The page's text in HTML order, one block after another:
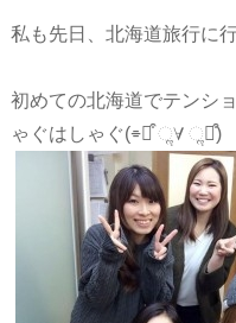
私も先日、北海道旅行に
初めての北海道でテンシ
ゃぐはしゃぐ(⌯꒪͒ ૢ∀ ૢ꒪͒)